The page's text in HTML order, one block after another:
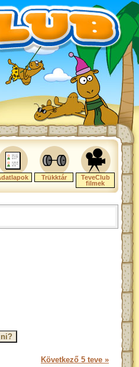
Trükktár
TeveClub
filmek
Következő 5 teve »